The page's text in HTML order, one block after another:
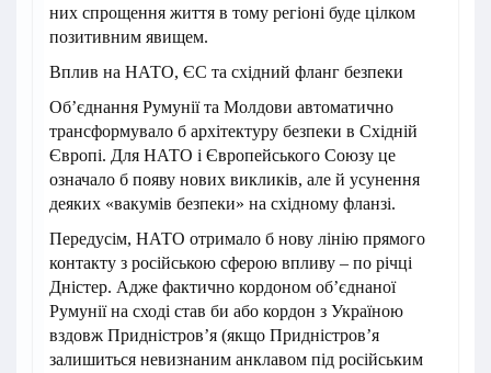
них спрощення життя в тому регіоні буде цілком
позитивним явищем.
Вплив на НАТО, ЄС та східний фланг безпеки
Об’єднання Румунії та Молдови автоматично
трансформувало б архітектуру безпеки в Східній
Європі. Для НАТО і Європейського Союзу це
означало б появу нових викликів, але й усунення
деяких «вакумів безпеки» на східному фланзі.
Передусім, НАТО отримало б нову лінію прямого
контакту з російською сферою впливу – по річці
Дністер. Адже фактично кордоном об’єднаної
Румунії на сході став би або кордон з Україною
вздовж Придністров’я (якщо Придністров’я
залишиться невизнаним анклавом під російським